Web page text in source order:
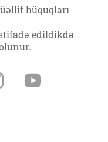
hüquqları
edildikdə